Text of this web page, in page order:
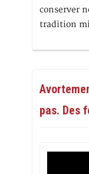
conserver
tradition
pas. Des